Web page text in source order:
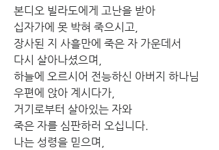
본디오 빌라도에게 고난을 받아
십자가에 못 박혀 죽으시고,
장사된 지 사흘만에 죽은 자 가운데서
다시 살아나셨으며,
하늘에 오르시어 전능하신 아버지 하나님
우편에 앉아 계시다가,
거기로부터 살아있는 자와
죽은 자를 심판하러 오십니다.
나는 성령을 믿으며,